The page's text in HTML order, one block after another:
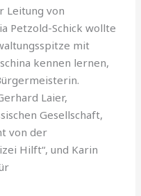
Leitung von
Petzold-Schick wollte
mit
kennen lernen,
Laier,
Gesellschaft,
von der
Hilft“, und Karin